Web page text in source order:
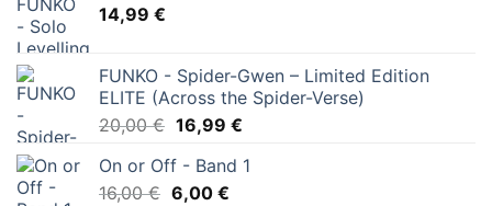
14,99 €
FUNKO - Spider-Gwen – Limited Edition
ELITE (Across the Spider-Verse)
20,00€ Ursprünglicher
war:
20,00 €
16,99 €Aktueller
ist:
On or Off - Band 1
16,00€ Ursprünglicher
6,00 €Aktueller